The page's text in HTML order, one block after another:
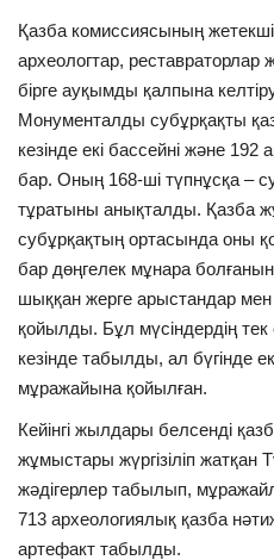
Қазба комиссиясының
археологтар,
бірге ауқымды қалпына
Монументалды субұрқақты
кезінде екі бассейні және
бар. Оның 168-ші түпнұсқа –
тұратыны анықталды. Қазба
субұрқақтың ортасында оны
бар дөңгелек мұнара
шыққан жерге арыстандар
қойылды. Бұл мүсіндердің
кезінде табылды, ал бүгінде
мұражайына қойылған.
Кейінгі жылдары белсенді
жұмыстары жүргізіліп жатқан
жәдігерлер табылып,
713 археологиялық қазба
артефакт табылды.